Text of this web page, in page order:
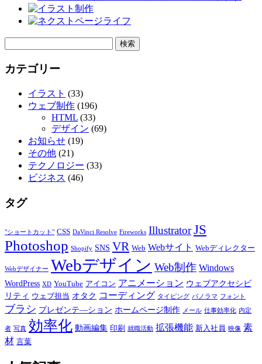
カテゴリー
イラスト (33)
ウェブ制作 (196)
HTML (33)
デザイン (69)
お知らせ (19)
その他 (21)
テクノロジー (33)
ビジネス (46)
タグ
"ショートカット" CSS DaVinci Resolve Fireworks IllustratorJS
Photoshop Shopify SNS VR Web Webサイト Webディレクター
Webデザイナー Webデザイン Web制作 Windows
WordPress XD YouTube アイコン アニメーション ウェブアクセシビ
リティ ウェブ担当 オタク コーディング タイピング パノラマ フォント
ブラシ プレゼンテ―ション ホームページ制作 メール 仕事効率化 内定
者 写真 効率化 動画編集 印刷 就職活動 拡張機能 新入社員 映像 素
材 言葉